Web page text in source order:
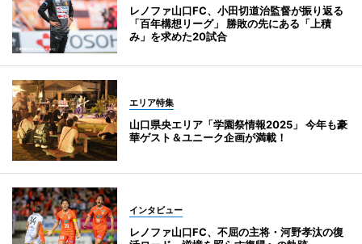
レノファ山口FC、小田切道治監督が振り返る
「百年構想リーグ」 勝敗の先にある「上積
み」を求めた20試合
エリア特集
山口県央エリア「学園祭情報2025」 今年も豪
華ゲスト＆ユニーク企画が満載！
インタビュー
レノファ山口FC、不屈の主将・河野孝汰の復